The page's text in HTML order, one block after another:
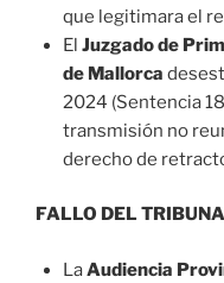
que legitimara el
El Juzgado de
de Mallorca
2024 (Sentencia
transmisión no
derecho de
FALLO DEL
LaAudiencia